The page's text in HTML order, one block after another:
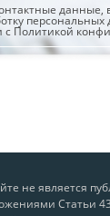
данные,
персональных
с Политикой
не является
Статьи